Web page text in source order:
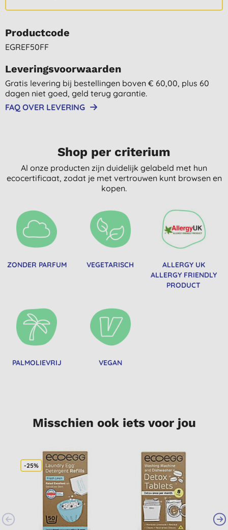
Productcode
EGREF50FF
Leveringsvoorwaarden
Gratis levering bij bestellingen boven € 60,00, plus 60
dagen niet goed, geld terug garantie.
FAQ OVER LEVERING
Shop per criterium
Al onze producten zijn duidelijk gelabeld met hun
ecocertificaat, zodat je met vertrouwen kunt browsen en
kopen.
ZONDER PARFUM VEGETARISCH
ALLERGY UK
ALLERGY FRIENDLY
PRODUCT
PALMOLIEVRIJ VEGAN
Misschien ook iets voor jou
-25%